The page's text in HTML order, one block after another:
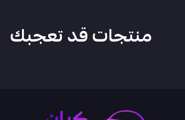
منتجات قد تعجبك